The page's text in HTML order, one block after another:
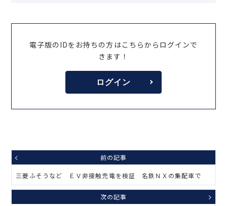
電子版のIDをお持ちの方はこちらからログインで
きます！
ログイン
前の記事
三菱ふそうなど ＥＶ非接触充電を検証 名鉄ＮＸの集配車で
次の記事